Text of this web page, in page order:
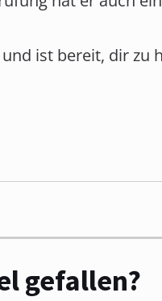
ist bereit, dir zu
gefallen?